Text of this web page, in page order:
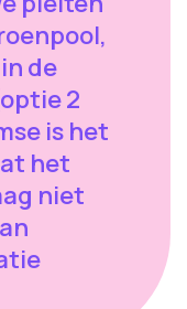
de
2
is het
het
niet